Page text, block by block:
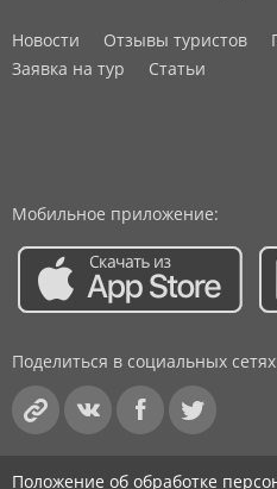
Новости Отзывы туристов
Заявка на тур
Статьи
Мобильное приложение:
Поделиться в социальных
Положение об обработке